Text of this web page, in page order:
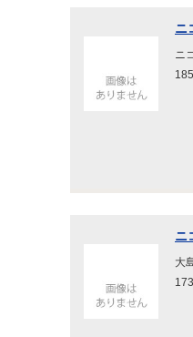
ニ
ニ
ニ
大